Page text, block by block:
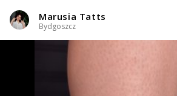
TATTOOARTIST
Marusia Tatts
Bydgoszcz